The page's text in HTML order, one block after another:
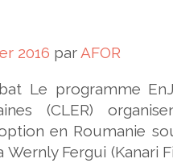
2016 par AFOR
Le programme
(CLER)
en Roumanie
Wernly Fergui (Kanari